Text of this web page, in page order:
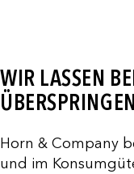
WIR LASSEN
Horn & Company
und im